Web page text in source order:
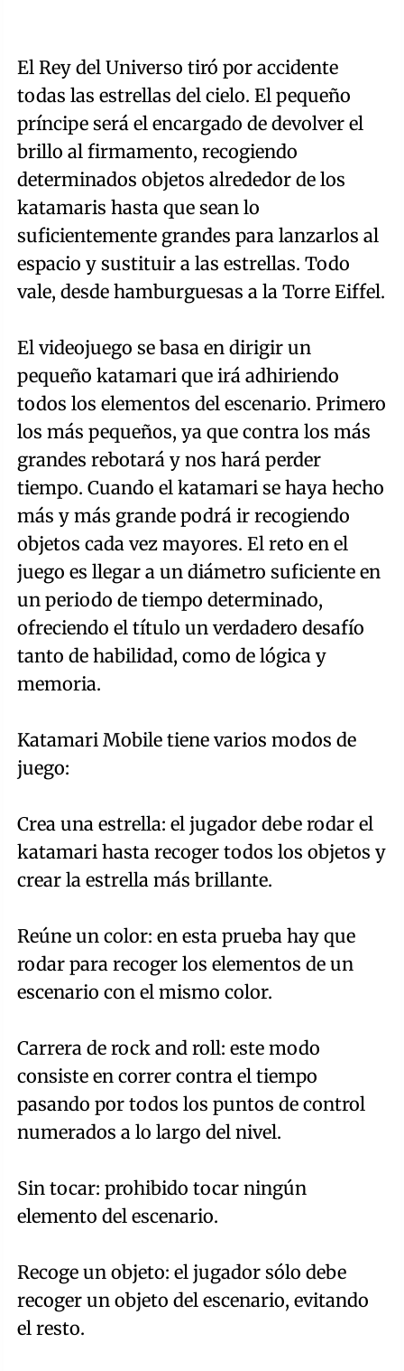
El Rey del Universo tiró por accidente
todas las estrellas del cielo. El pequeño
príncipe será el encargado de devolver el
brillo al firmamento, recogiendo
determinados objetos alrededor de los
katamaris hasta que sean lo
suficientemente grandes para lanzarlos al
espacio y sustituir a las estrellas. Todo
vale, desde hamburguesas a la Torre Eiffel.
El videojuego se basa en dirigir un
pequeño katamari que irá adhiriendo
todos los elementos del escenario. Primero
los más pequeños, ya que contra los más
grandes rebotará y nos hará perder
tiempo. Cuando el katamari se haya hecho
más y más grande podrá ir recogiendo
objetos cada vez mayores. El reto en el
juego es llegar a un diámetro suficiente en
un periodo de tiempo determinado,
ofreciendo el título un verdadero desafío
tanto de habilidad, como de lógica y
memoria.
Katamari Mobile tiene varios modos de
juego:
Crea una estrella: el jugador debe rodar el
katamari hasta recoger todos los objetos y
crear la estrella más brillante.
Reúne un color: en esta prueba hay que
rodar para recoger los elementos de un
escenario con el mismo color.
Carrera de rock and roll: este modo
consiste en correr contra el tiempo
pasando por todos los puntos de control
numerados a lo largo del nivel.
Sin tocar: prohibido tocar ningún
elemento del escenario.
Recoge un objeto: el jugador sólo debe
recoger un objeto del escenario, evitando
el resto.